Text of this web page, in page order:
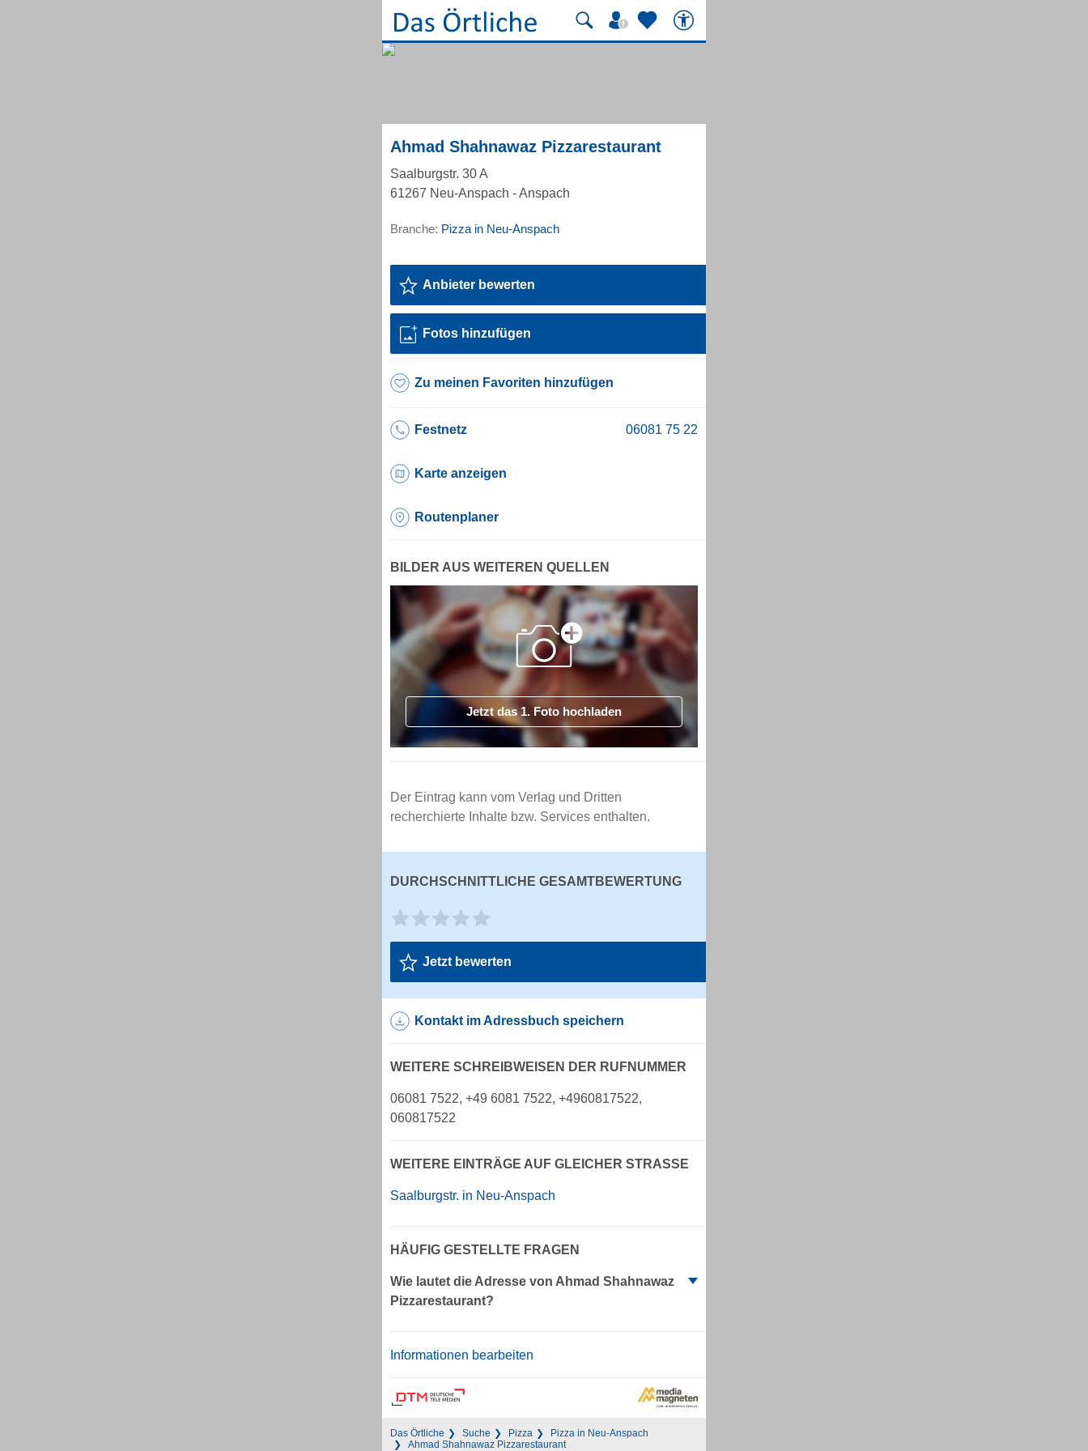
Ahmad Shahnawaz Pizzarestaurant
Saalburgstr. 30 A
61267 Neu-Anspach - Anspach
Branche: Pizza in Neu-Anspach
Anbieter bewerten
Fotos hinzufügen
Zu meinen Favoriten hinzufügen
Festnetz
Karte anzeigen
Routenplaner
BILDER AUS WEITEREN QUELLEN
Jetzt das 1. Foto hochladen
Der Eintrag kann vom Verlag und Dritten
recherchierte Inhalte bzw. Services enthalten.
DURCHSCHNITTLICHE GESAMTBEWERTUNG
Jetzt bewerten
Kontakt im Adressbuch speichern
WEITERE SCHREIBWEISEN DER RUFNUMMER
06081 7522, +49 6081 7522, +4960817522,
060817522
WEITERE EINTRÄGE AUF GLEICHER STRASSE
Saalburgstr. in Neu-Anspach
HÄUFIG GESTELLTE FRAGEN
Wie lautet die Adresse von Ahmad Shahnawaz
Pizzarestaurant?
Informationen bearbeiten
Das Örtliche Suche Pizza
Pizza in Neu-Anspach
Ahmad Shahnawaz Pizzarestaurant